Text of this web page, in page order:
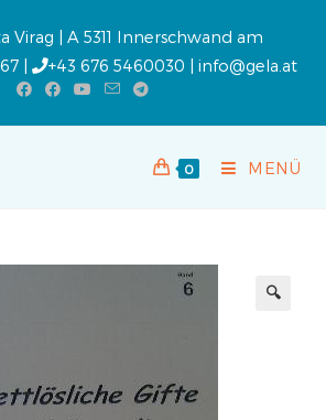
Virag | A 5311 Innerschwand am
|
+43 676 5460030 | info@gela.at
0 MENÜ